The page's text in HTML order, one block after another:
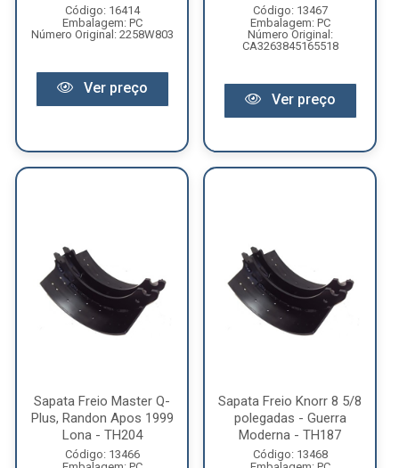
Código: 16414
Embalagem: PC
Número Original: 2258W803
Ver preço
Código: 13467
Embalagem: PC
Número Original:
CA3263845165518
Ver preço
Sapata Freio Master Q-
Plus, Randon Apos 1999
Lona - TH204
Código: 13466
Sapata Freio Knorr 8 5/8
polegadas - Guerra
Moderna - TH187
Código: 13468